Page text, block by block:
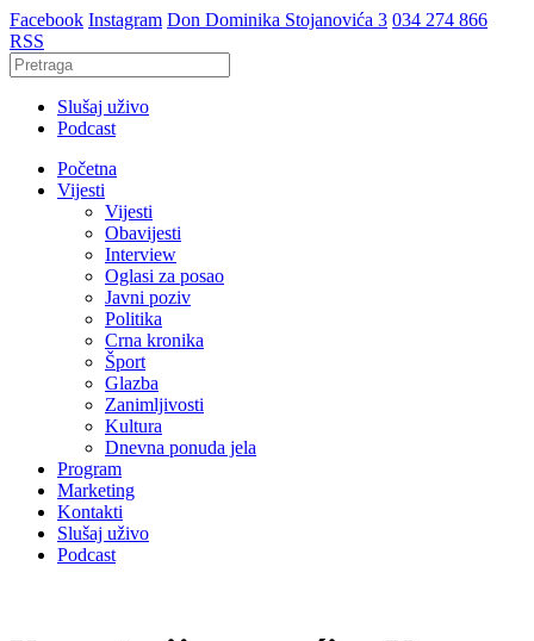
Facebook Instagram Don Dominika Stojanovića 3 034 274 866
RSS
Slušaj uživo
Podcast
Početna
Vijesti
Vijesti
Obavijesti
Interview
Oglasi za posao
Javni poziv
Politika
Crna kronika
Šport
Glazba
Zanimljivosti
Kultura
Dnevna ponuda jela
Program
Marketing
Kontakti
Slušaj uživo
Podcast